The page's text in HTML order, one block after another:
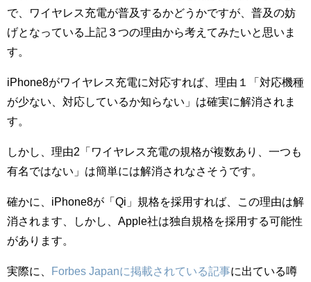
で、ワイヤレス充電が普及するかどうかですが、普及の妨
げとなっている上記３つの理由から考えてみたいと思いま
す。
iPhone8がワイヤレス充電に対応すれば、理由１「対応機種
が少ない、対応しているか知らない」は確実に解消されま
す。
しかし、理由2「ワイヤレス充電の規格が複数あり、一つも
有名ではない」は簡単には解消されなさそうです。
確かに、iPhone8が「Qi」規格を採用すれば、この理由は解
消されます、しかし、Apple社は独自規格を採用する可能性
があります。
実際に、 Forbes Japanに掲載されている記事に出ている噂